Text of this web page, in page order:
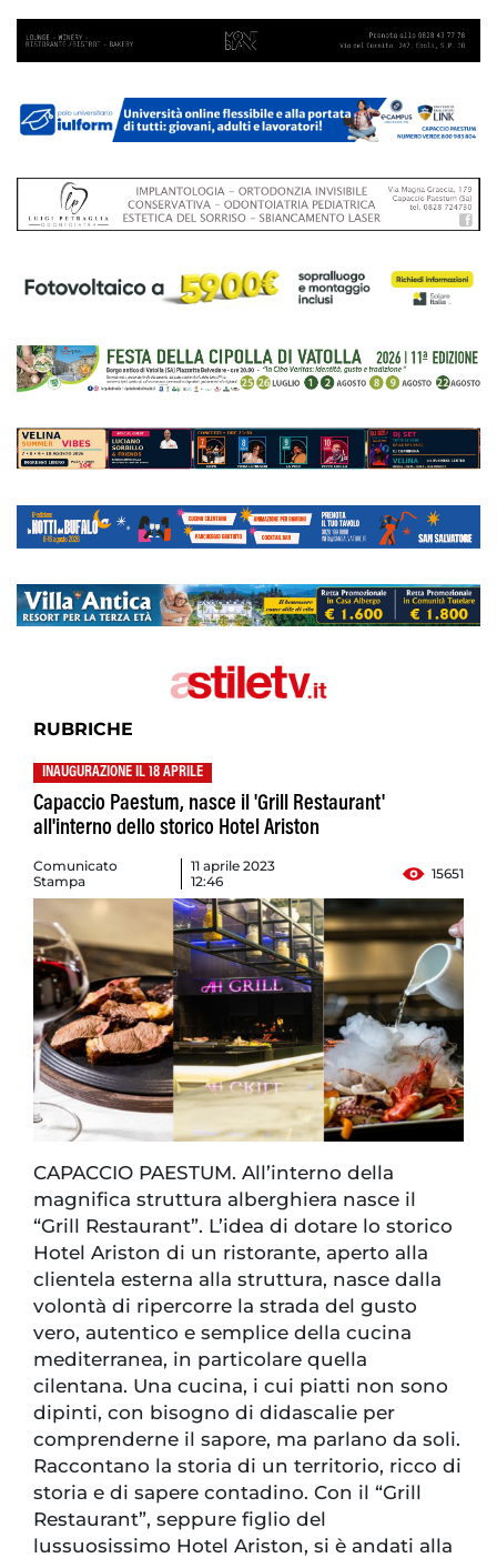
RUBRICHE
INAUGURAZIONE IL 18 APRILE
Capaccio Paestum, nasce il 'Grill Restaurant'
all'interno dello storico Hotel Ariston
Comunicato
Stampa
11 aprile 2023
12:46
15651
CAPACCIO PAESTUM. All’interno della
magnifica struttura alberghiera nasce il
“Grill Restaurant”. L’idea di dotare lo storico
Hotel Ariston di un ristorante, aperto alla
clientela esterna alla struttura, nasce dalla
volontà di ripercorre la strada del gusto
vero, autentico e semplice della cucina
mediterranea, in particolare quella
cilentana. Una cucina, i cui piatti non sono
dipinti, con bisogno di didascalie per
comprenderne il sapore, ma parlano da soli.
Raccontano la storia di un territorio, ricco di
storia e di sapere contadino. Con il “Grill
Restaurant”, seppure figlio del
lussuosissimo Hotel Ariston, si è andati alla